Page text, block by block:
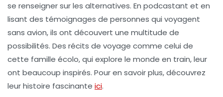
se renseigner sur les alternatives. En podcastant et en
lisant des témoignages de personnes qui voyagent
sans avion, ils ont découvert une multitude de
possibilités. Des récits de voyage comme celui de
cette famille écolo, qui explore le monde en train, leur
ont beaucoup inspirés. Pour en savoir plus, découvrez
leur histoire fascinante ici.